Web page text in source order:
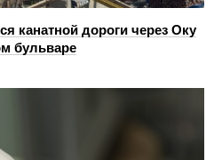
канатной дороги через Оку
бульваре